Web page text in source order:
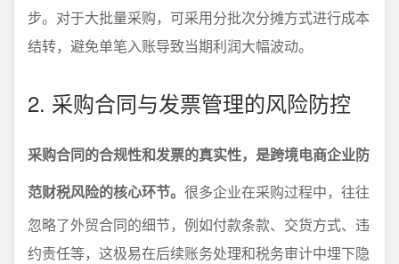
步。对于大批量采购，可采用分批次分摊方式进行成本
结转，避免单笔入账导致当期利润大幅波动。
2. 采购合同与发票管理的风险防控
采购合同的合规性和发票的真实性，是跨境电商企业防
范财税风险的核心环节。 很多企业在采购过程中，往往
忽略了外贸合同的细节，例如付款条款、交货方式、违
约责任等，这极易在后续账务处理和税务审计中埋下隐